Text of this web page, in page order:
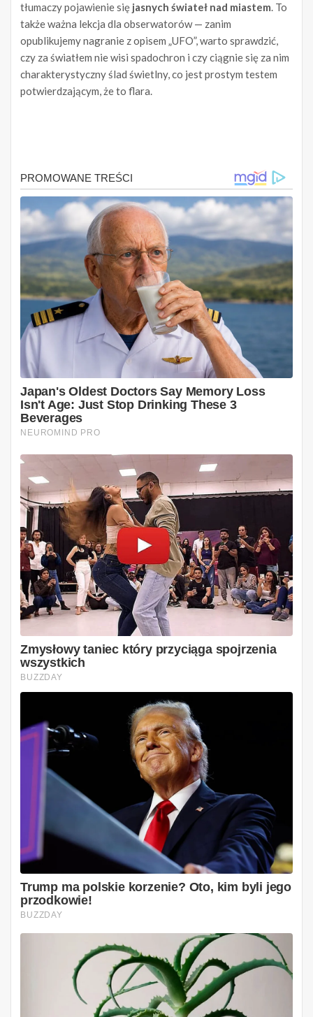
tłumaczy pojawienie się jasnych świateł nad miastem. To
także ważna lekcja dla obserwatorów — zanim
opublikujemy nagranie z opisem „UFO”, warto sprawdzić,
czy za światłem nie wisi spadochron i czy ciągnie się za nim
charakterystyczny ślad świetlny, co jest prostym testem
potwierdzającym, że to flara.